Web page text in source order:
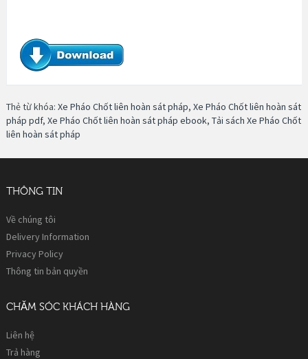
Thẻ từ khóa: Xe Pháo Chốt liên hoàn sát pháp, Xe Pháo Chốt liên hoàn sát
pháp pdf, Xe Pháo Chốt liên hoàn sát pháp ebook, Tải sách Xe Pháo Chốt
liên hoàn sát pháp
THÔNG TIN
Về chúng tôi
Delivery Information
Privacy Policy
Thông tin bản quyền
CHĂM SÓC KHÁCH HÀNG
Liên hệ
Trả hàng